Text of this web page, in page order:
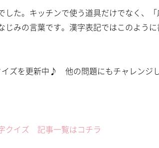
た。キッチンで使う道具だけでなく、「
みの言葉です。漢字表記ではこのよう
イズを更新中♪ 他の問題にもチャレンジ
クイズ 記事一覧はコチラ